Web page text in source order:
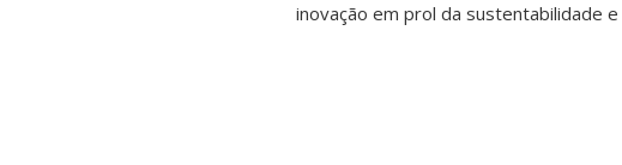
inovação em prol da sustentabilidade